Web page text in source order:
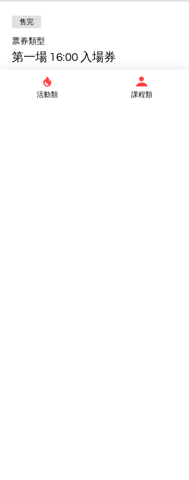
售完
票券類型
第一場 16:00 入場券
更多資訊
活動類 課程類